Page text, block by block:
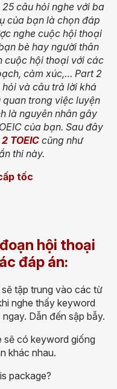
câu hỏi nghe với ba
của bạn là chọn đáp
nghe cuộc hội thoại
bè hay người thân
cuộc hội thoại với các
cảm xúc,… Part 2
hỏi và câu trả lời khá
trong việc luyện
là nguyên nhân gây
của bạn. Sau đây
TOEIC cũng như
thi này.
tốc
hội thoại
đáp án:
tập trung vào các từ
nghe thấy keyword
Dẫn đến sập bẫy.
sẽ có keyword giống
khác nhau.
package?